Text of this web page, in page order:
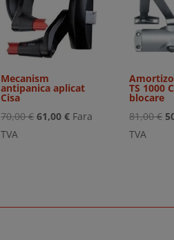
Mecanism
antipanica aplicat
Cisa
70,00€ Prețul
61,00€Prețul
Fara
TVA
TS 1000
blocare
81,00€
TVA